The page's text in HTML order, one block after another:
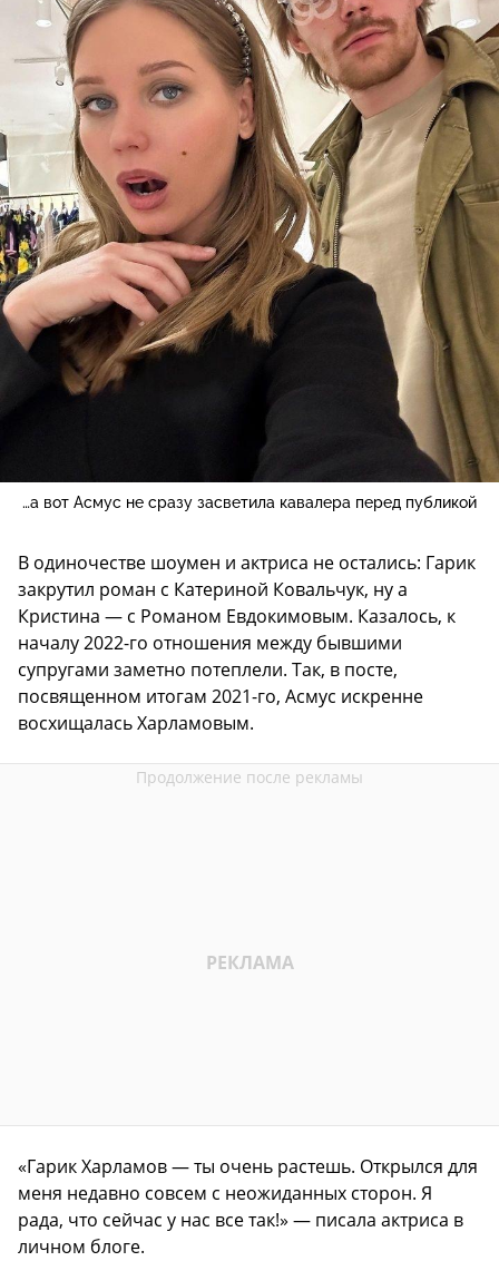
…а вот Асмус не сразу засветила кавалера перед публикой
В одиночестве шоумен и актриса не остались: Гарик
закрутил роман с Катериной Ковальчук, ну а
Кристина — с Романом Евдокимовым. Казалось, к
началу 2022-го отношения между бывшими
супругами заметно потеплели. Так, в посте,
посвященном итогам 2021-го, Асмус искренне
восхищалась Харламовым.
«Гарик Харламов — ты очень растешь. Открылся для
меня недавно совсем с неожиданных сторон. Я
рада, что сейчас у нас все так!» — писала актриса в
личном блоге.